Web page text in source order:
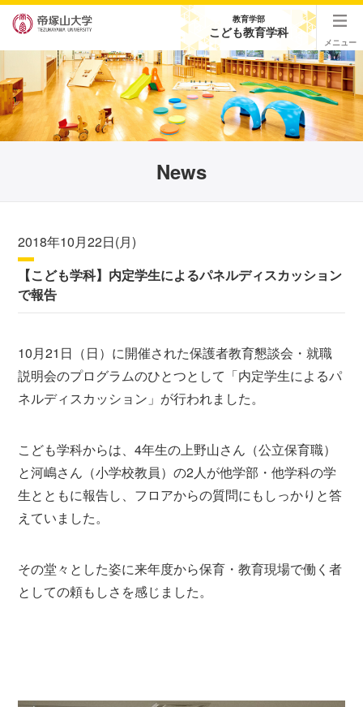
教育学部
こども教育学科
メニュー
News
2018年10月22日(月)
【こども学科】内定学生によるパネルディスカッション
で報告
10月21日（日）に開催された保護者教育懇談会・就職
説明会のプログラムのひとつとして「内定学生によるパ
ネルディスカッション」が行われました。
こども学科からは、4年生の上野山さん（公立保育職）
と河嶋さん（小学校教員）の2人が他学部・他学科の学
生とともに報告し、フロアからの質問にもしっかりと答
えていました。
その堂々とした姿に来年度から保育・教育現場で働く者
としての頼もしさを感じました。